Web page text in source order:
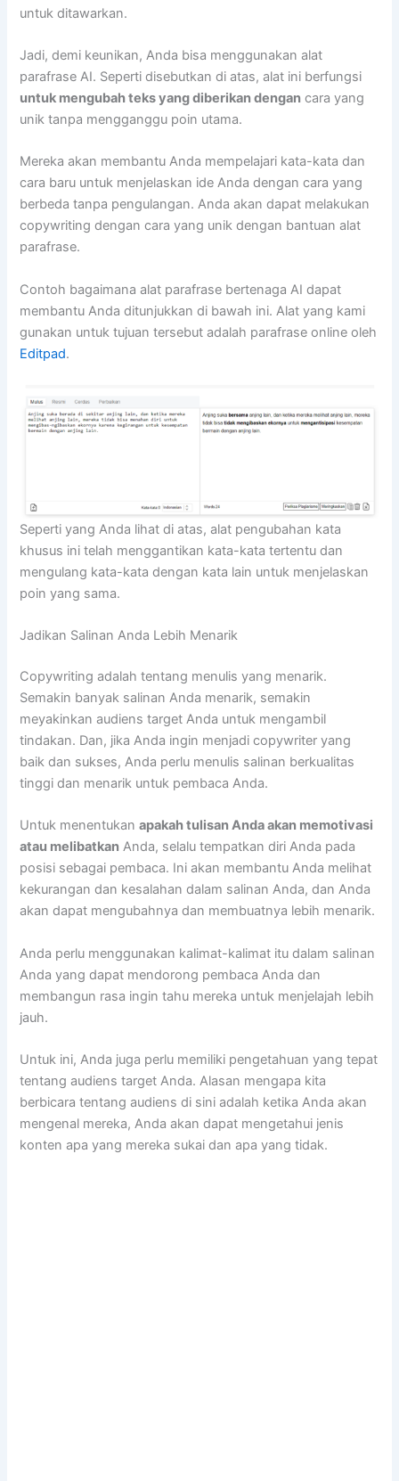
untuk ditawarkan.
Jadi, demi keunikan, Anda bisa menggunakan alat
parafrase AI. Seperti disebutkan di atas, alat ini berfungsi
untuk mengubah teks yang diberikan dengan cara yang
unik tanpa mengganggu poin utama.
Mereka akan membantu Anda mempelajari kata-kata dan
cara baru untuk menjelaskan ide Anda dengan cara yang
berbeda tanpa pengulangan. Anda akan dapat melakukan
copywriting dengan cara yang unik dengan bantuan alat
parafrase.
Contoh bagaimana alat parafrase bertenaga AI dapat
membantu Anda ditunjukkan di bawah ini. Alat yang kami
gunakan untuk tujuan tersebut adalah parafrase online oleh
Editpad.
Seperti yang Anda lihat di atas, alat pengubahan kata
khusus ini telah menggantikan kata-kata tertentu dan
mengulang kata-kata dengan kata lain untuk menjelaskan
poin yang sama.
Jadikan Salinan Anda Lebih Menarik
Copywriting adalah tentang menulis yang menarik.
Semakin banyak salinan Anda menarik, semakin
meyakinkan audiens target Anda untuk mengambil
tindakan. Dan, jika Anda ingin menjadi copywriter yang
baik dan sukses, Anda perlu menulis salinan berkualitas
tinggi dan menarik untuk pembaca Anda.
Untuk menentukanapakah tulisan Anda akan memotivasi
atau melibatkan Anda, selalu tempatkan diri Anda pada
posisi sebagai pembaca. Ini akan membantu Anda melihat
kekurangan dan kesalahan dalam salinan Anda, dan Anda
akan dapat mengubahnya dan membuatnya lebih menarik.
Anda perlu menggunakan kalimat-kalimat itu dalam salinan
Anda yang dapat mendorong pembaca Anda dan
membangun rasa ingin tahu mereka untuk menjelajah lebih
jauh.
Untuk ini, Anda juga perlu memiliki pengetahuan yang tepat
tentang audiens target Anda. Alasan mengapa kita
berbicara tentang audiens di sini adalah ketika Anda akan
mengenal mereka, Anda akan dapat mengetahui jenis
konten apa yang mereka sukai dan apa yang tidak.